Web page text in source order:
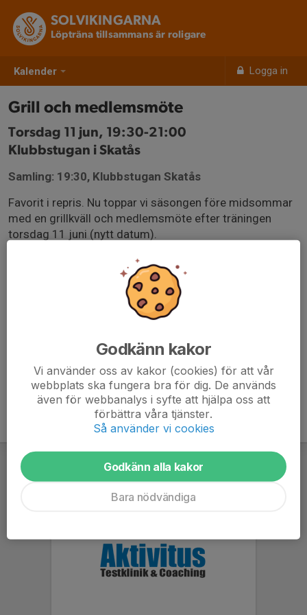
Kalender Logga in
SOLVIKINGARNA
Löpträna tillsammans är roligare
Grill och medlemsmöte
Torsdag 11 jun, 19:30-21:00
Klubbstugan i Skatås
Samling: 19:30, Klubbstugan Skatås
Favorit i repris. Nu toppar vi säsongen före midsommar
med en grillkväll och medlemsmöte efter träningen
torsdag 11 juni (nytt datum).
Du får en chans att göra din röst hörd. Vi från styrelsen
får en chans att berätta om vad som är på gång och
summera första halvåret.
Godkänn kakor
Vi använder oss av kakor (cookies) för att vår
webbplats ska fungera bra för dig. De används
även för webbanalys i syfte att hjälpa oss att
förbättra våra tjänster.
Så använder vi cookies
Godkänn alla kakor
Bara nödvändiga